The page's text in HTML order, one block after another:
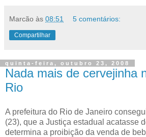
Marcão às 08:51 5 comentários:
Compartilhar
quinta-feira, outubro 23, 2008
Nada mais de cervejinha
Rio
A prefeitura do Rio de Janeiro
(23), que a Justiça estadual acatasse
determina a proibição da venda de